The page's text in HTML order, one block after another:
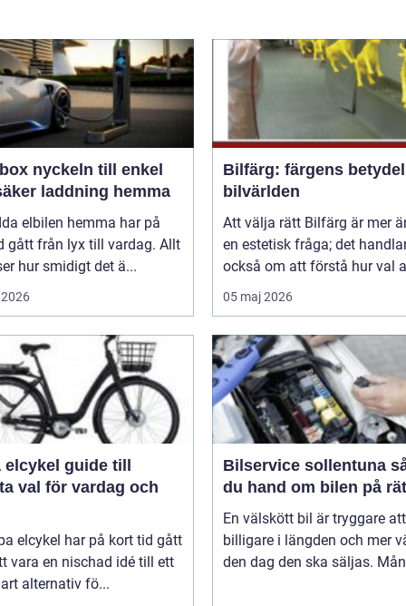
till enkel
laddning hemma
elbilen hemma har på
gått från lyx till vardag. Allt
hur smidigt det ä...
Bilfärg: färgens
bilvärlden
Att välja rätt Bilfärg är mer
en estetisk fråga; det
också om att förstå hur val
05 maj 2026
guide till
val för vardag och
elcykel har på kort tid gått
vara en nischad idé till ett
alternativ fö...
Bilservice sollentuna så tar
du hand om bilen på
En välskött bil är tryggare
billigare i längden och mer
den dag den ska säljas.